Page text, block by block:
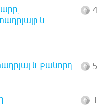
և
4
և քանորդ 5
1